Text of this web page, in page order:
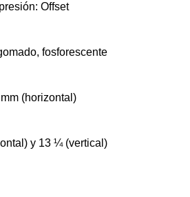
Offset
fosforescente
(horizontal)
y 13 ¼ (vertical)